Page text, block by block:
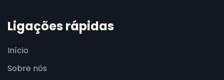
Ligações rápidas
Início
Sobre nós